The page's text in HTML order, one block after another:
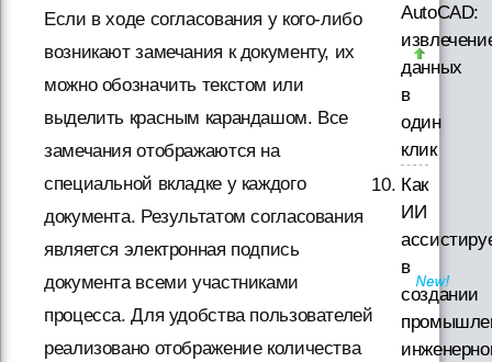
Если в ходе согласования у кого-либо
возникают замечания к документу, их
можно обозначить текстом или
выделить красным карандашом. Все
замечания отображаются на
специальной вкладке у каждого
документа. Результатом согласования
является электронная подпись
документа всеми участниками
процесса. Для удобства пользователей
реализовано отображение количества
AutoCAD:
данных
в
один
клик
Как
ИИ
в
создании